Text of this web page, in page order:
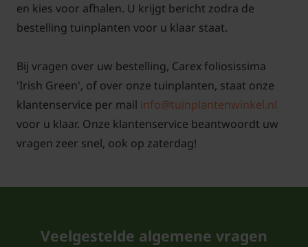
Hoe snoei je Carex?
Antwoord:
U mag Carex 'Irish Green' na de winter
de grond. Deze sterke plant zal snel daarna weer
mooi uitlopen met fris blad. Vindt u dit te radicaal,
dan mogen ook de dorre bladeren en bruine punten
Antwoord: Na het aanplanten dient u voldoende
en kies voor afhalen. U krijgt bericht zodra de
bestelling tuinplanten voor u klaar staat.
Bij vragen over uw bestelling, Carex foliosissima
'Irish Green', of over onze tuinplanten, staat onze
klantenservice per mail info@tuinplantenwinkel.nl
voor u klaar. Onze klantenservice beantwoordt uw
vragen zeer snel, ook op zaterdag!
Veelgestelde algemene vragen